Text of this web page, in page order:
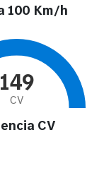
100 Km/h
149
CV
CV